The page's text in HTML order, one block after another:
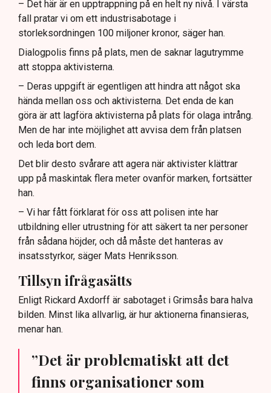
– Det här är en upptrappning på en helt ny nivå. I värsta
fall pratar vi om ett industrisabotage i
storleksordningen 100 miljoner kronor, säger han.
Dialogpolis finns på plats, men de saknar lagutrymme
att stoppa aktivisterna.
– Deras uppgift är egentligen att hindra att något ska
hända mellan oss och aktivisterna. Det enda de kan
göra är att lagföra aktivisterna på plats för olaga intrång.
Men de har inte möjlighet att avvisa dem från platsen
och leda bort dem.
Det blir desto svårare att agera när aktivister klättrar
upp på maskintak flera meter ovanför marken, fortsätter
han.
– Vi har fått förklarat för oss att polisen inte har
utbildning eller utrustning för att säkert ta ner personer
från sådana höjder, och då måste det hanteras av
insatsstyrkor, säger Mats Henriksson.
Tillsyn ifrågasätts
Enligt Rickard Axdorff är sabotaget i Grimsås bara halva
bilden. Minst lika allvarlig, är hur aktionerna finansieras,
menar han.
”Det är problematiskt att det
finns organisationer som